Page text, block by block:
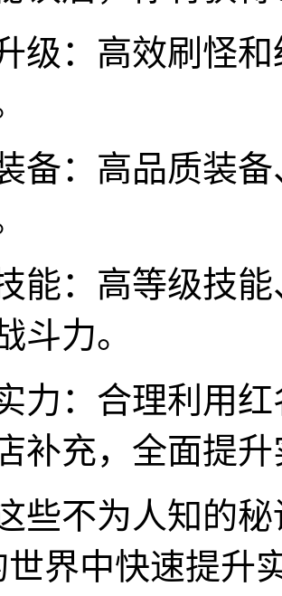
级：高效刷怪
备：高品质装
能：高等级技
斗力。
力：合理利用
补充，全面提
些不为人知的
世界中快速提升